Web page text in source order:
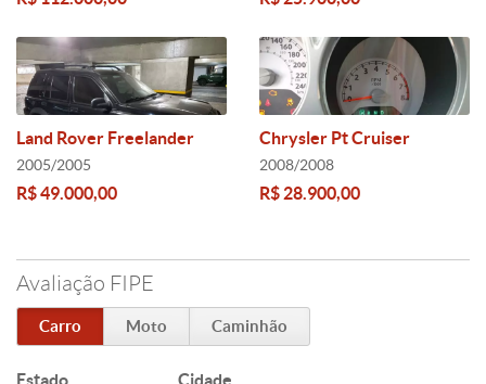
Land Rover Freelander
2005/2005
R$ 49.000,00
Chrysler Pt Cruiser
2008/2008
R$ 28.900,00
Avaliação FIPE
Carro Moto Caminhão